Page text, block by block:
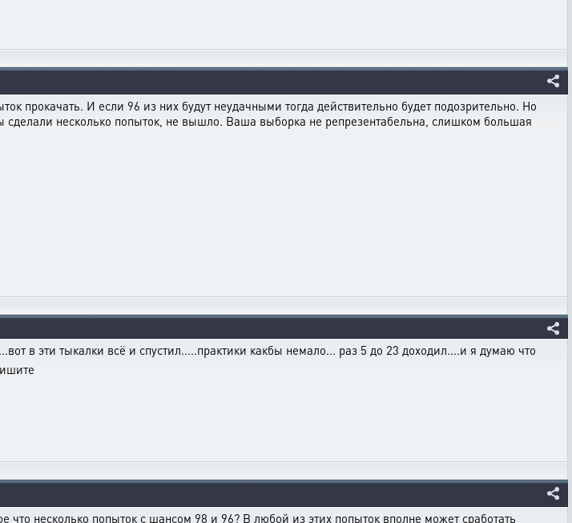
прокачать. И если 96 из них будут неудачными тогда действительно будет подозрительно. Но
сделали несколько попыток, не вышло. Ваша выборка не репрезентабельна, слишком большая
в эти тыкалки всё и спустил.....практики какбы немало... раз 5 до 23 доходил....и я думаю что
что несколько попыток с шансом 98 и 96? В любой из этих попыток вполне может сработать